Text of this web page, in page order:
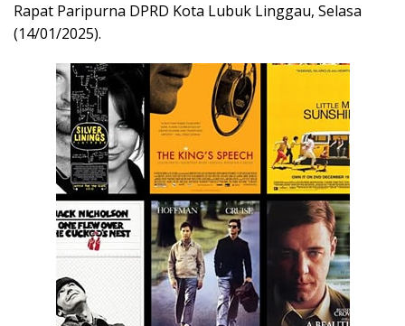
Rapat Paripurna DPRD Kota Lubuk Linggau, Selasa
(14/01/2025).